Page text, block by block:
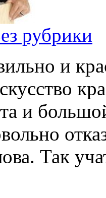
рубрики
и
и
Так